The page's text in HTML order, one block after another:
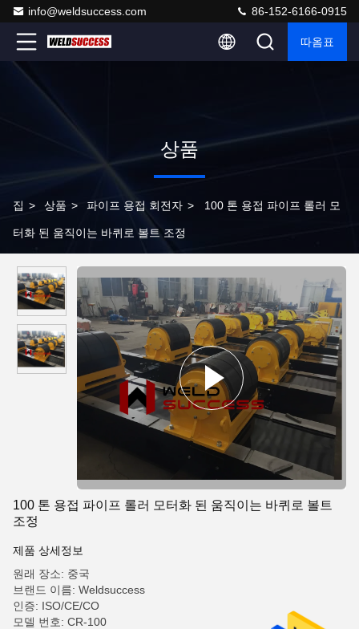
info@weldsuccess.com 86-152-6166-0915
따옴표
상품
집 > 상품 > 파이프 용접 회전자 > 100 톤 용접 파이프 롤러 모
터화 된 움직이는 바퀴로 볼트 조정
100 톤 용접 파이프 롤러 모터화 된 움직이는 바퀴로 볼트
조정
제품 상세정보
원래 장소: 중국
브랜드 이름: Weldsuccess
인증: ISO/CE/CO
모델 번호: CR-100